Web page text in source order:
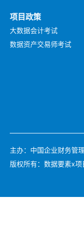
项目政策
大数据会计考试
数据资产交易师考试
主办：中国企业财务
版权所有：数据要素x